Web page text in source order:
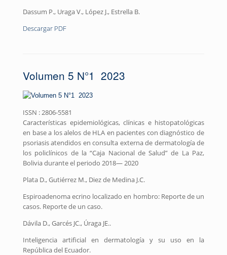
Dassum P., Uraga V., López J., Estrella B.
Descargar PDF
Volumen 5 N°1 2023
ISSN : 2806-5581
Características epidemiológicas, clínicas e histopatológicas
en base a los alelos de HLA en pacientes con diagnóstico de
psoriasis atendidos en consulta externa de dermatología de
los policlínicos de la “Caja Nacional de Salud” de La Paz,
Bolivia durante el periodo 2018— 2020
Plata D., Gutiérrez M., Diez de Medina J.C.
Espiroadenoma ecrino localizado en hombro: Reporte de un
casos. Reporte de un caso.
Dávila D., Garcés JC., Úraga JE..
Inteligencia artificial en dermatología y su uso en la
República del Ecuador.